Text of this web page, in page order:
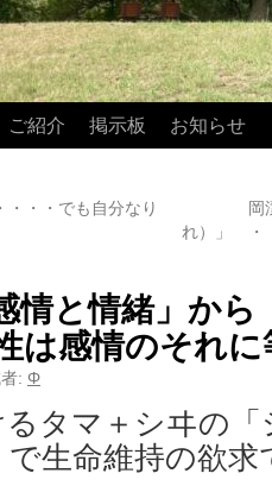
ご紹介 掲示板 お知らせ
・・でも自分なり
岡
れ）」 ・
情と情緒」
は感情のそれ
: Φ
タマ＋シヰの
で生命維持の欲求